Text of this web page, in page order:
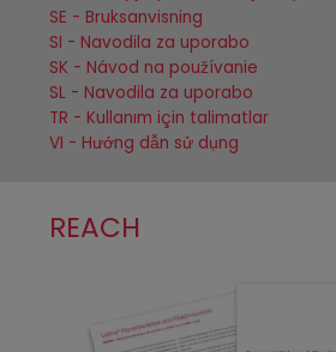
SE - Bruksanvisning
SI - Navodila za uporabo
SK - Návod na používanie
SL - Navodila za uporabo
TR - Kullanım için talimatlar
VI - Hướng dẫn sử dụng
REACH